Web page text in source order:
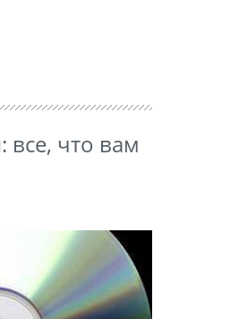
все, что вам